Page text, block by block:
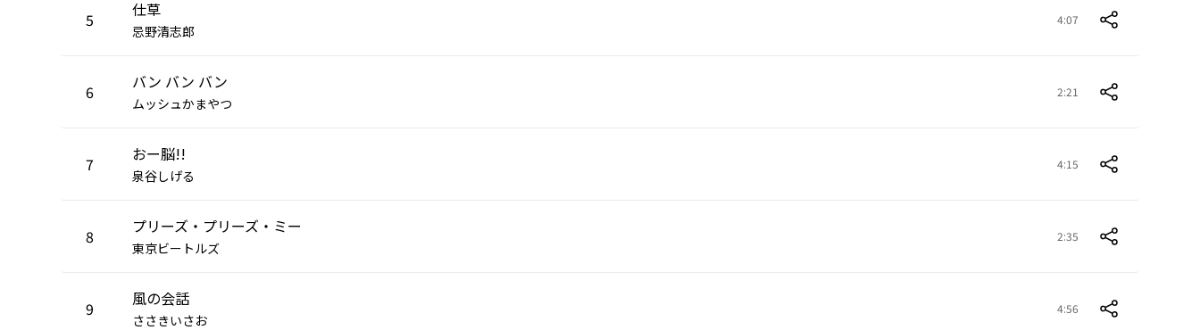
5 仕草
忌野清志郎
4:07
6 バン バン バン
ムッシュかまやつ
2:21
7 おー脳!!
泉谷しげる
4:15
8 プリーズ・プリーズ・ミー
東京ビートルズ
2:35
9 風の会話
ささきいさお
4:56